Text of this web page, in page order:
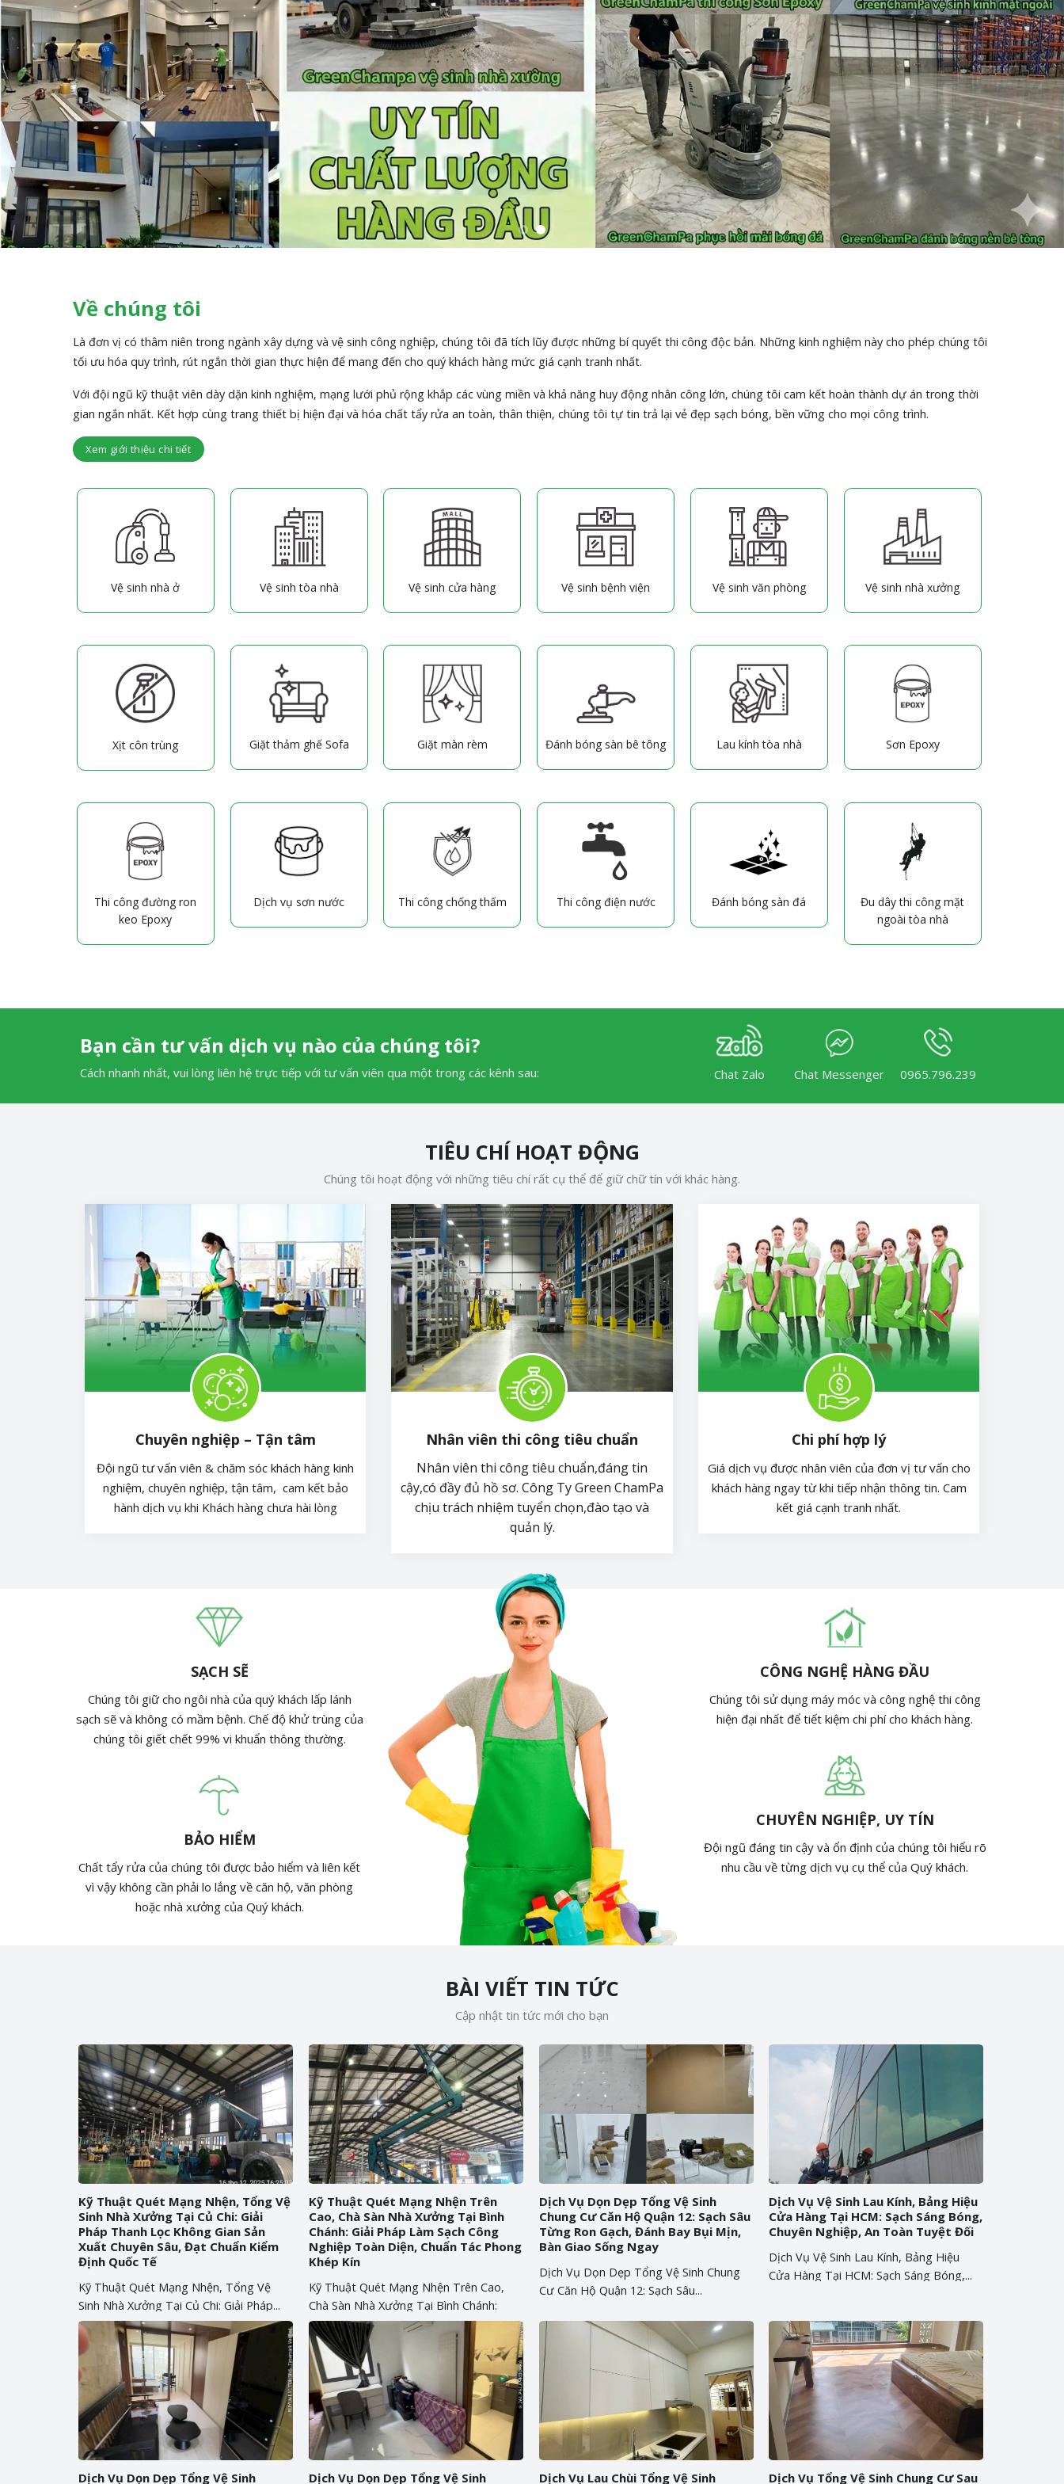
Về chúng tôi
Là đơn vị có thâm niên trong ngành xây dựng và vệ sinh công nghiệp, chúng tôi đã tích lũy được những bí quyết thi công độc bản. Những kinh nghiệm này cho phép chúng tôi
tối ưu hóa quy trình, rút ngắn thời gian thực hiện để mang đến cho quý khách hàng mức giá cạnh tranh nhất.
Với đội ngũ kỹ thuật viên dày dặn kinh nghiệm, mạng lưới phủ rộng khắp các vùng miền và khả năng huy động nhân công lớn, chúng tôi cam kết hoàn thành dự án trong thời
gian ngắn nhất. Kết hợp cùng trang thiết bị hiện đại và hóa chất tẩy rửa an toàn, thân thiện, chúng tôi tự tin trả lại vẻ đẹp sạch bóng, bền vững cho mọi công trình.
Xem giới thiệu chi tiết
Vệ sinh nhà ở Vệ sinh tòa nhà Vệ sinh cửa hàng Vệ sinh bệnh viện Vệ sinh văn phòng Vệ sinh nhà xưởng
Xịt côn trùng Giặt thảm ghế Sofa Giặt màn rèm Đánh bóng sàn bê tông Lau kính tòa nhà Sơn Epoxy
Thi công đường ron
keo Epoxy
Dịch vụ sơn nước Thi công chống thấm Thi công điện nước Đánh bóng sàn đá
Đu dây thi công mặt
ngoài tòa nhà
Bạn cần tư vấn dịch vụ nào của chúng tôi?
Cách nhanh nhất, vui lòng liên hệ trực tiếp với tư vấn viên qua một trong các kênh sau: Chat Zalo Chat Messenger 0965.796.239
TIÊU CHÍ HOẠT ĐỘNG
Chúng tôi hoạt động với những tiêu chí rất cụ thể để giữ chữ tín với khác hàng.
Chuyên nghiệp – Tận tâm
Đội ngũ tư vấn viên & chăm sóc khách hàng kinh
nghiệm, chuyên nghiệp, tận tâm, cam kết bảo
hành dịch vụ khi Khách hàng chưa hài lòng
Nhân viên thi công tiêu chuẩn
Nhân viên thi công tiêu chuẩn,đáng tin
cậy,có đầy đủ hồ sơ. Công Ty Green ChamPa
chịu trách nhiệm tuyển chọn,đào tạo và
quản lý.
Chi phí hợp lý
Giá dịch vụ được nhân viên của đơn vị tư vấn cho
khách hàng ngay từ khi tiếp nhận thông tin. Cam
kết giá cạnh tranh nhất.
SẠCH SẼ
Chúng tôi giữ cho ngôi nhà của quý khách lấp lánh
sạch sẽ và không có mầm bệnh. Chế độ khử trùng của
chúng tôi giết chết 99% vi khuẩn thông thường.
BẢO HIỂM
Chất tẩy rửa của chúng tôi được bảo hiểm và liên kết
vì vậy không cần phải lo lắng về căn hộ, văn phòng
hoặc nhà xưởng của Quý khách.
CÔNG NGHỆ HÀNG ĐẦU
Chúng tôi sử dụng máy móc và công nghệ thi công
hiện đại nhất để tiết kiệm chi phí cho khách hàng.
CHUYÊN NGHIỆP, UY TÍN
Đội ngũ đáng tin cậy và ổn định của chúng tôi hiểu rõ
nhu cầu về từng dịch vụ cụ thể của Quý khách.
BÀI VIẾT TIN TỨC
Cập nhật tin tức mới cho bạn
Kỹ Thuật Quét Mạng Nhện, Tổng Vệ
Sinh Nhà Xưởng Tại Củ Chi: Giải
Pháp Thanh Lọc Không Gian Sản
Xuất Chuyên Sâu, Đạt Chuẩn Kiểm
Định Quốc Tế
Kỹ Thuật Quét Mạng Nhện, Tổng Vệ
Sinh Nhà Xưởng Tại Củ Chi: Giải Pháp...
Kỹ Thuật Quét Mạng Nhện Trên
Cao, Chà Sàn Nhà Xưởng Tại Bình
Chánh: Giải Pháp Làm Sạch Công
Nghiệp Toàn Diện, Chuẩn Tác Phong
Khép Kín
Kỹ Thuật Quét Mạng Nhện Trên Cao,
Chà Sàn Nhà Xưởng Tại Bình Chánh:
Giải...
Dịch Vụ Dọn Dẹp Tổng Vệ Sinh
Chung Cư Căn Hộ Quận 12: Sạch Sâu
Từng Ron Gạch, Đánh Bay Bụi Mịn,
Bàn Giao Sống Ngay
Dịch Vụ Dọn Dẹp Tổng Vệ Sinh Chung
Cư Căn Hộ Quận 12: Sạch Sâu...
Dịch Vụ Vệ Sinh Lau Kính, Bảng Hiệu
Cửa Hàng Tại HCM: Sạch Sáng Bóng,
Chuyên Nghiệp, An Toàn Tuyệt Đối
Dịch Vụ Vệ Sinh Lau Kính, Bảng Hiệu
Cửa Hàng Tại HCM: Sạch Sáng Bóng,...
Dịch Vụ Dọn Dẹp Tổng Vệ Sinh Dịch Vụ Dọn Dẹp Tổng Vệ Sinh Dịch Vụ Lau Chùi Tổng Vệ Sinh Dịch Vụ Tổng Vệ Sinh Chung Cư Sau